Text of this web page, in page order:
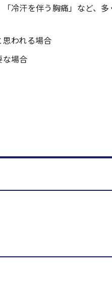
冷汗を伴う胸痛」など、
われる場合
な場合